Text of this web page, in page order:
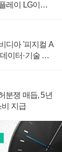
레이 LG이노
디아 '피지컬 A
이터·기술 결
분쟁 매듭, 5년
비 지급